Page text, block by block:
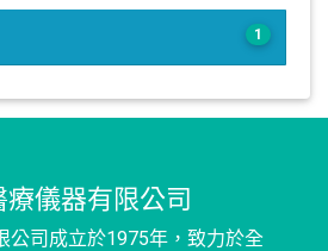
1
療儀器有限公司
公司成立於1975年，致力於全